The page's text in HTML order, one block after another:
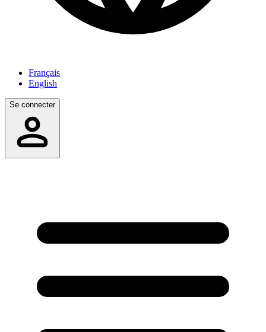
Français
English
Se connecter